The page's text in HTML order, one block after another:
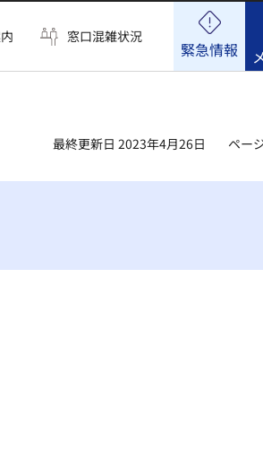
窓口混雑状況
緊急情報
最終更新日 2023年4月26日 ペー